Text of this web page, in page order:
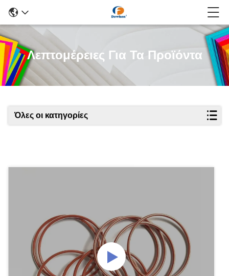
Λεπτομέρειες Για Τα Προϊόντα
Όλες οι κατηγορίες